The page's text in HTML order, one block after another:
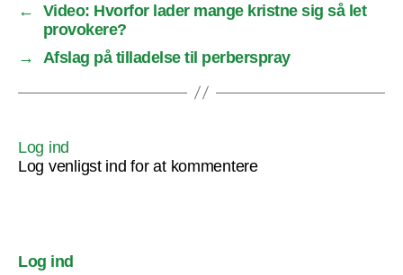
←
Video: Hvorfor lader mange kristne sig så let
provokere?
→
Afslag på tilladelse til perberspray
Log ind
Log venligst ind for at kommentere
Log ind